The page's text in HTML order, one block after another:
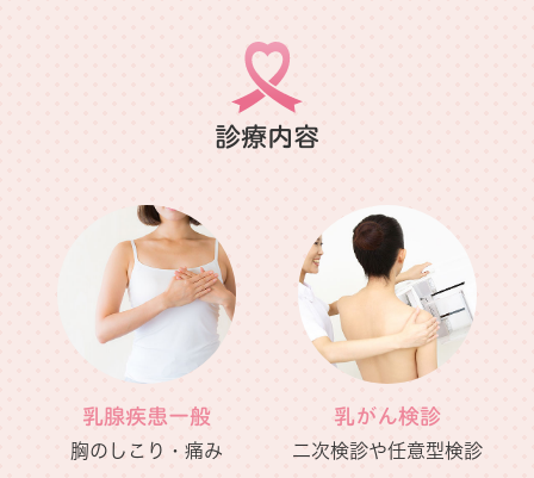
診療報酬改定に伴う算定に関して
2024年6月に行われた診療報酬改定により、現在
マイナ保険証によるオンライン資格確認を行う体制
を有しています。
正確な情報を取得・活用し、質の高い診療を実施
するため、マイナ保険証の利用にご協力をお願いい
【医療DX推進体制整備加算】
当院はオンライン請求、オンライン資格確認を行
診療内容
乳腺疾患一般
胸のしこり・痛み
乳がん検診
二次検診や任意型検診